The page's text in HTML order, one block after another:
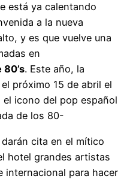
está ya calentando
a la nueva
y es que vuelve una
en
. Este año, la
próximo 15 de abril el
icono del pop español
de los 80-
cita en el mítico
hotel grandes artistas
internacional para hacer